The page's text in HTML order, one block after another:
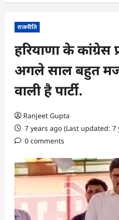
राजनीति
हरियाणा के कांग्रेस
अगले साल बहुत
वाली है पार्टी.
Ranjeet Gupta
7 years ago (Last updated: 7
0 comments